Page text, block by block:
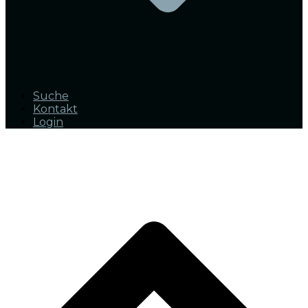
Suche
Kontakt
Login